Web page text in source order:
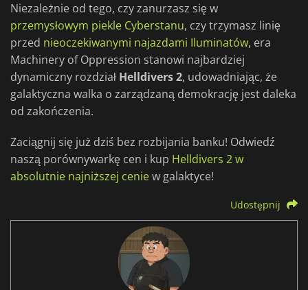
Niezależnie od tego, czy zanurzasz się w
przemysłowym piekle Cyberstanu, czy trzymasz linię
przed nieoczekiwanymi najazdami Iluminatów, era
Machinery of Oppression stanowi najbardziej
dynamiczny rozdział Helldivers 2, udowadniając, że
galaktyczna walka o zarządzaną demokrację jest daleka
od zakończenia.
Zaciągnij się już dziś bez rozbijania banku! Odwiedź
naszą porównywarkę cen i kup Helldivers 2 w
absolutnie najniższej ceniew galaktyce!
Udostępnij